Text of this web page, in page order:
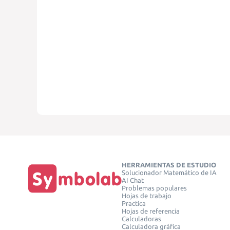
HERRAMIENTAS DE ESTUDIO
Solucionador Matemático de IA
AI Chat
Problemas populares
Hojas de trabajo
Practica
Hojas de referencia
Calculadoras
Calculadora gráfica